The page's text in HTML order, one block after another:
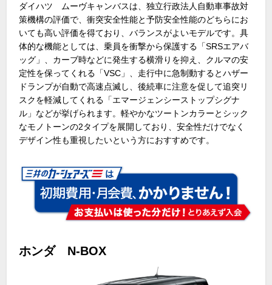
ダイハツ ムーヴキャンバスは、独立行政法人自動車事故対
策機構の評価で、衝突安全性能と予防安全性能のどちらにお
いても高い評価を得ており、バランスがよいモデルです。具
体的な機能としては、乗員を衝撃から保護する「SRSエアバ
ッグ」、カーブ時などに発生する横滑りを抑え、クルマの安
定性を保ってくれる「VSC 」、走行中に急制動するとハザー
ドランプが自動で高速点滅し、後続車に注意を促して追突リ
スクを軽減してくれる「エマージェンシーストップシグナ
ル」などが挙げられます。軽やかなツートンカラーとシック
なモノトーンの2タイプを展開しており、安全性だけでなく
デザイン性も重視したいという方におすすめです。
ホンダ N-BOX